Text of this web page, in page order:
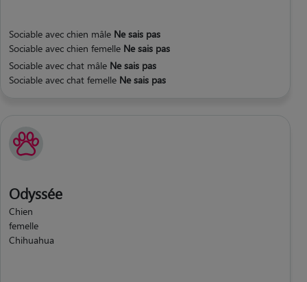
Sociable avec chien mâle Ne sais pas
Sociable avec chien femelle Ne sais pas
Sociable avec chat mâle Ne sais pas
Sociable avec chat femelle Ne sais pas
Odyssée
Chien
femelle
Chihuahua